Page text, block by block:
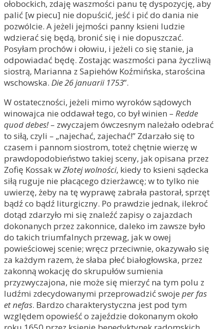
ołobockich, zdaję waszmości panu tę dyspozycję, aby
palić [w piecu] nie dopuścić, jeść i pić do dania nie
pozwólcie. A jeżeli jejmości panny ksieni ludzie
wdzierać się będą, bronić się i nie dopuszczać.
Posyłam prochów i ołowiu, i jeżeli co się stanie, ja
odpowiadać będę. Zostając waszmości pana życzliwą
siostrą, Marianna z Sapiehów Koźmińska, starościna
wschowska. Die 26 januarii 1753”.
W ostateczności, jeżeli mimo wyroków sądowych
winowajca nie oddawał tego, co był winien – Redde
quod debes!– zwyczajem ówczesnym należało odebrać
to siłą, czyli – „najechać, zajechać!” Zdarzało się to
czasem i pannom siostrom, toteż chętnie wierzę w
prawdopodobieństwo takiej sceny, jak opisana przez
Zofię Kossak wZłotej wolności, kiedy to ksieni sądecka
siłą ruguje nie płacącego dzierżawcę; w to tylko nie
uwierzę, żeby na tę wyprawę zabrała pastorał, sprzęt
bądź co bądź liturgiczny. Po prawdzie jednak, ilekroć
dotąd zdarzyło mi się znaleźć zapisy o zajazdach
dokonanych przez zakonnice, daleko im zawsze było
do takich triumfalnych przewag, jak w owej
powieściowej scenie; wręcz przeciwnie, okazywało się
za każdym razem, że słaba płeć białogłowska, przez
zakonną wokację do skrupułów sumienia
przyzwyczajona, nie może się mierzyć na tym polu z
ludźmi zdecydowanymi przeprowadzić swoje per fas
et nefas. Bardzo charakterystyczna jest pod tym
względem opowieść o zajeździe dokonanym około